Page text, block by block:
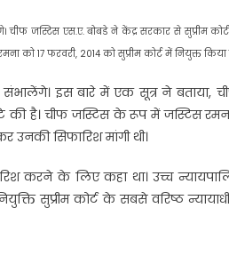
चीफ जस्टिस एस.ए. बोबडे ने केंद्र सरकार से
को 17 फरवरी, 2014 को सुप्रीम कोर्ट में नियुक्त किया
इस बारे में एक सूत्र ने बताया,
की है। चीफ जस्टिस के रूप में जस्टिस
उनकी सिफारिश मांगी थी।
करने के लिए कहा था। उच्च
सुप्रीम कोर्ट के सबसे वरिष्ठ